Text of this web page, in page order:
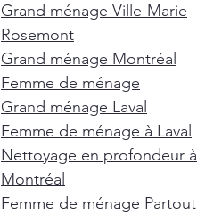
Grand ménage Ville-Marie
Rosemont
Grand ménage Montréal
Femme de ménage
Grand ménage Laval
Femme de ménage à Laval
Nettoyage en profondeur à
Montréal
Femme de ménage Partout